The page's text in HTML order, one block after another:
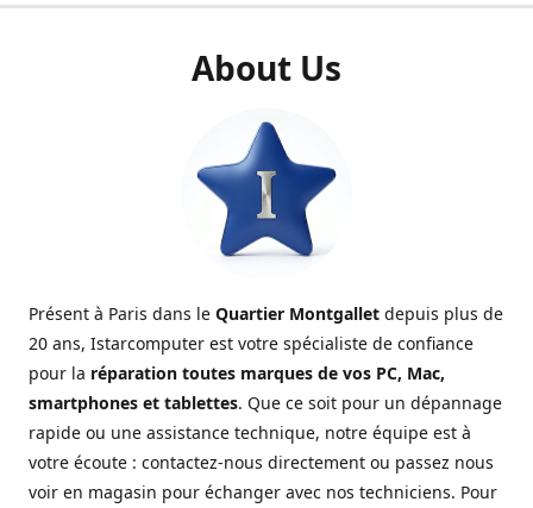
About Us
Présent à Paris dans le Quartier Montgallet depuis plus de
20 ans, Istarcomputer est votre spécialiste de confiance
pour la réparation toutes marques de vos PC, Mac,
smartphones et tablettes. Que ce soit pour un dépannage
rapide ou une assistance technique, notre équipe est à
votre écoute : contactez-nous directement ou passez nous
voir en magasin pour échanger avec nos techniciens. Pour